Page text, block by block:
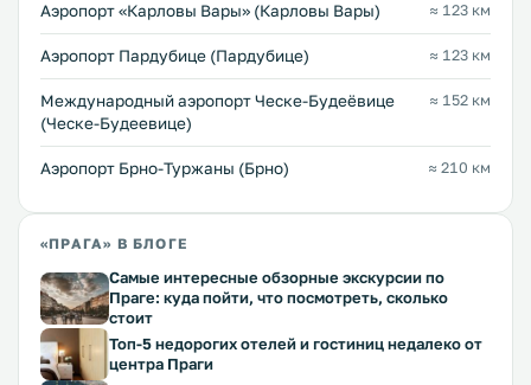
Аэропорт «Карловы Вары» (Карловы Вары) ≈ 123 км
Аэропорт Пардубице (Пардубице) ≈ 123 км
Международный аэропорт Ческе-Будеёвице
(Ческе-Будеевице)
≈ 152 км
Аэропорт Брно-Туржаны (Брно) ≈ 210 км
«ПРАГА» В БЛОГЕ
Самые интересные обзорные экскурсии по
Праге: куда пойти, что посмотреть, сколько
стоит
Топ-5 недорогих отелей и гостиниц недалеко от
центра Праги